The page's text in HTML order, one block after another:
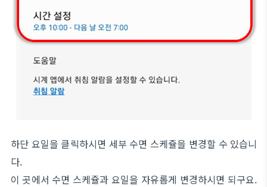
하단 요일을 클릭하시면 세부 수면 스케쥴을 변경할 수 있습니
다.
이 곳에서 수면 스케쥴과 요일을 자유롭게 변경하시면 되구요.